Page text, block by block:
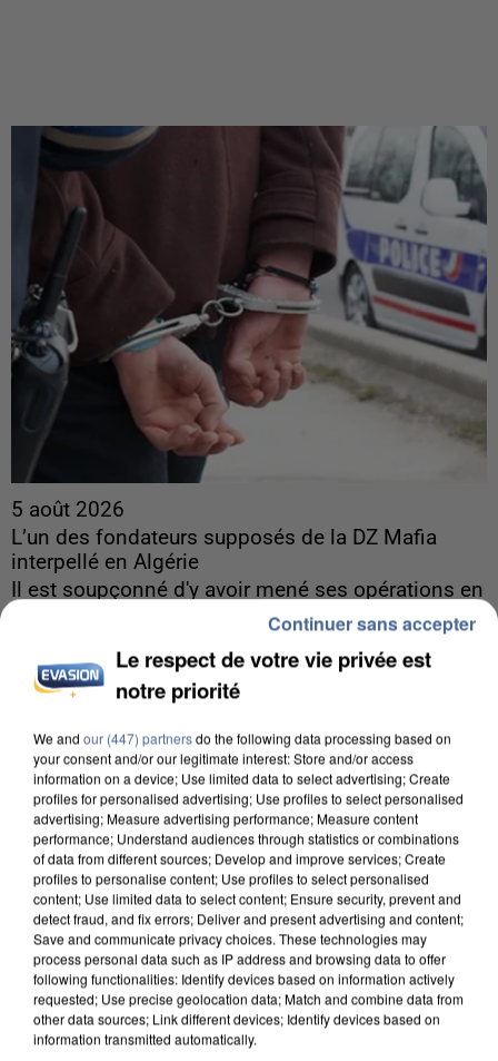
5 août 2026
L’un des fondateurs supposés de la DZ Mafia
interpellé en Algérie
Il est soupçonné d'y avoir mené ses opérations en
5 août 2026
Une enquête ouverte à Marseille après la
Le respect de votre vie privée est
notre priorité
We and our (447) partnersdo the following data processing based on
your consent and/or our legitimate interest: Store and/or access
information on a device; Use limited data to select advertising; Create
profiles for personalised advertising; Use profiles to select personalised
advertising; Measure advertising performance; Measure content
performance; Understand audiences through statistics or combinations
of data from different sources; Develop and improve services; Create
profiles to personalise content; Use profiles to select personalised
content; Use limited data to select content; Ensure security, prevent and
detect fraud, and fix errors; Deliver and present advertising and content;
Save and communicate privacy choices. These technologies may
process personal data such as IP address and browsing data to offer
following functionalities: Identify devices based on information actively
requested; Use precise geolocation data; Match and combine data from
other data sources; Link different devices; Identify devices based on
information transmitted automatically.
Continuer sans accepter